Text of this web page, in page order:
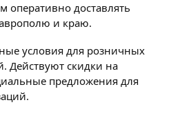
оперативно доставлять
и краю.
условия для розничных
Действуют скидки на
предложения для